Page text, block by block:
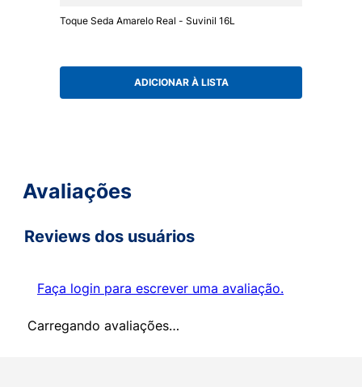
Toque Seda Amarelo Real - Suvinil 16L
ADICIONAR À LISTA
Avaliações
Reviews dos usuários
Faça login para escrever uma avaliação.
Carregando avaliações…